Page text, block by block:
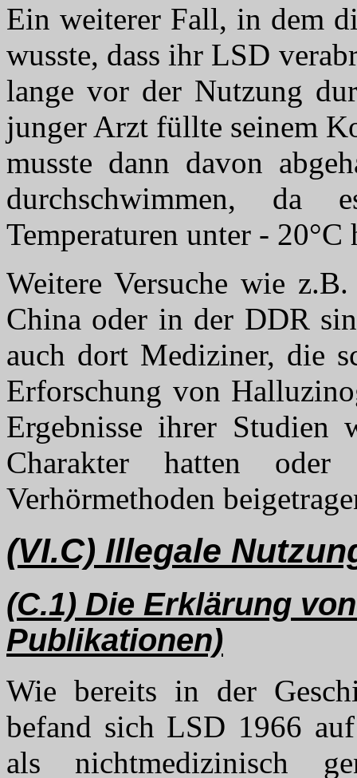
Ein weiterer Fall, in dem
wusste, dass ihr LSD
lange vor der Nutzung
junger Arzt füllte seinem
musste dann davon
durchschwimmen,
Temperaturen unter - 20°C
Weitere Versuche wie
China oder in der DDR
auch dort Mediziner, die
Erforschung von
Ergebnisse ihrer Studien
Charakter hatten
Verhörmethoden
(VI.C) Illegale
(C.1) Die Erklärung
Publikationen)
Wie bereits in der
befand sich LSD 1966
als nichtmedizinisch